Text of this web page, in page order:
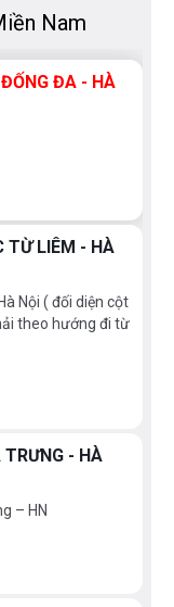
Bếp an toàn
Nam
ĐA - HÀ
TỪ LIÊM - HÀ
Nội ( đối diện cột
theo hướng đi từ
- HÀ
– HN